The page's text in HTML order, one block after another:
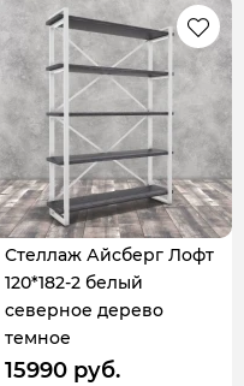
Стеллаж Айсберг Лофт
120*182-2 белый
северное дерево
темное
15990 руб.